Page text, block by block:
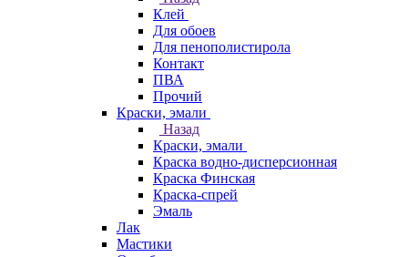
Клей
Для обоев
Для пенополистирола
Контакт
ПВА
Прочий
Краски, эмали
Назад
Краски, эмали
Краска водно-дисперсионная
Краска Финская
Краска-спрей
Эмаль
Лак
Мастики